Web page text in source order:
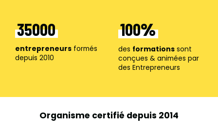
35000
entrepreneursformés
depuis 2010
100
desformationssont
conçues & animées par
des Entrepreneurs
Organisme certifié depuis 2014